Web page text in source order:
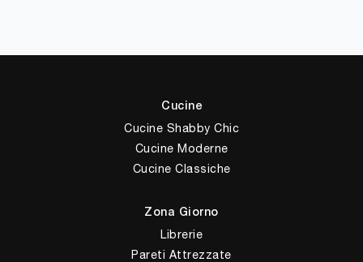
Cucine
Cucine Shabby Chic
Cucine Moderne
Cucine Classiche
Zona Giorno
Librerie
Pareti Attrezzate